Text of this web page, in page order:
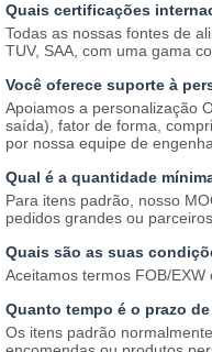
Quais certificações
Todas as nossas fontes de
TUV, SAA, com uma gama
Você oferece suporte à
Apoiamos a personalização
saída), fator de forma,
por nossa equipe de
Qual é a quantidade
Para itens padrão, nosso
pedidos grandes ou
Quais são as suas
Aceitamos termos FOB/
Quanto tempo é o prazo
Os itens padrão